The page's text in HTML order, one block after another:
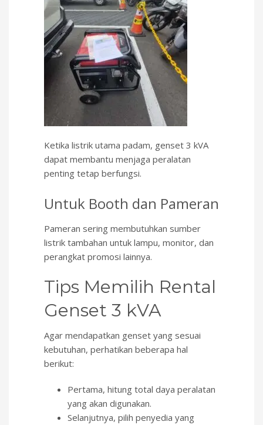
Ketika listrik utama padam, genset 3 kVA
dapat membantu menjaga peralatan
penting tetap berfungsi.
Untuk Booth dan Pameran
Pameran sering membutuhkan sumber
listrik tambahan untuk lampu, monitor, dan
perangkat promosi lainnya.
Tips Memilih Rental
Genset 3 kVA
Agar mendapatkan genset yang sesuai
kebutuhan, perhatikan beberapa hal
berikut:
Pertama, hitung total daya peralatan
yang akan digunakan.
Selanjutnya, pilih penyedia yang